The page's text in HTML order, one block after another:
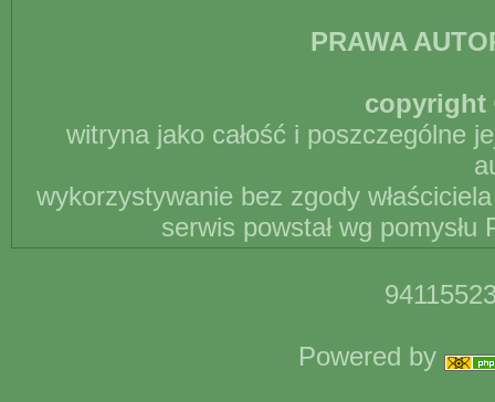
PRAWA
copyright
witryna jako całość i poszczególne
wykorzystywanie bez zgody
serwis powstał wg
Powered by